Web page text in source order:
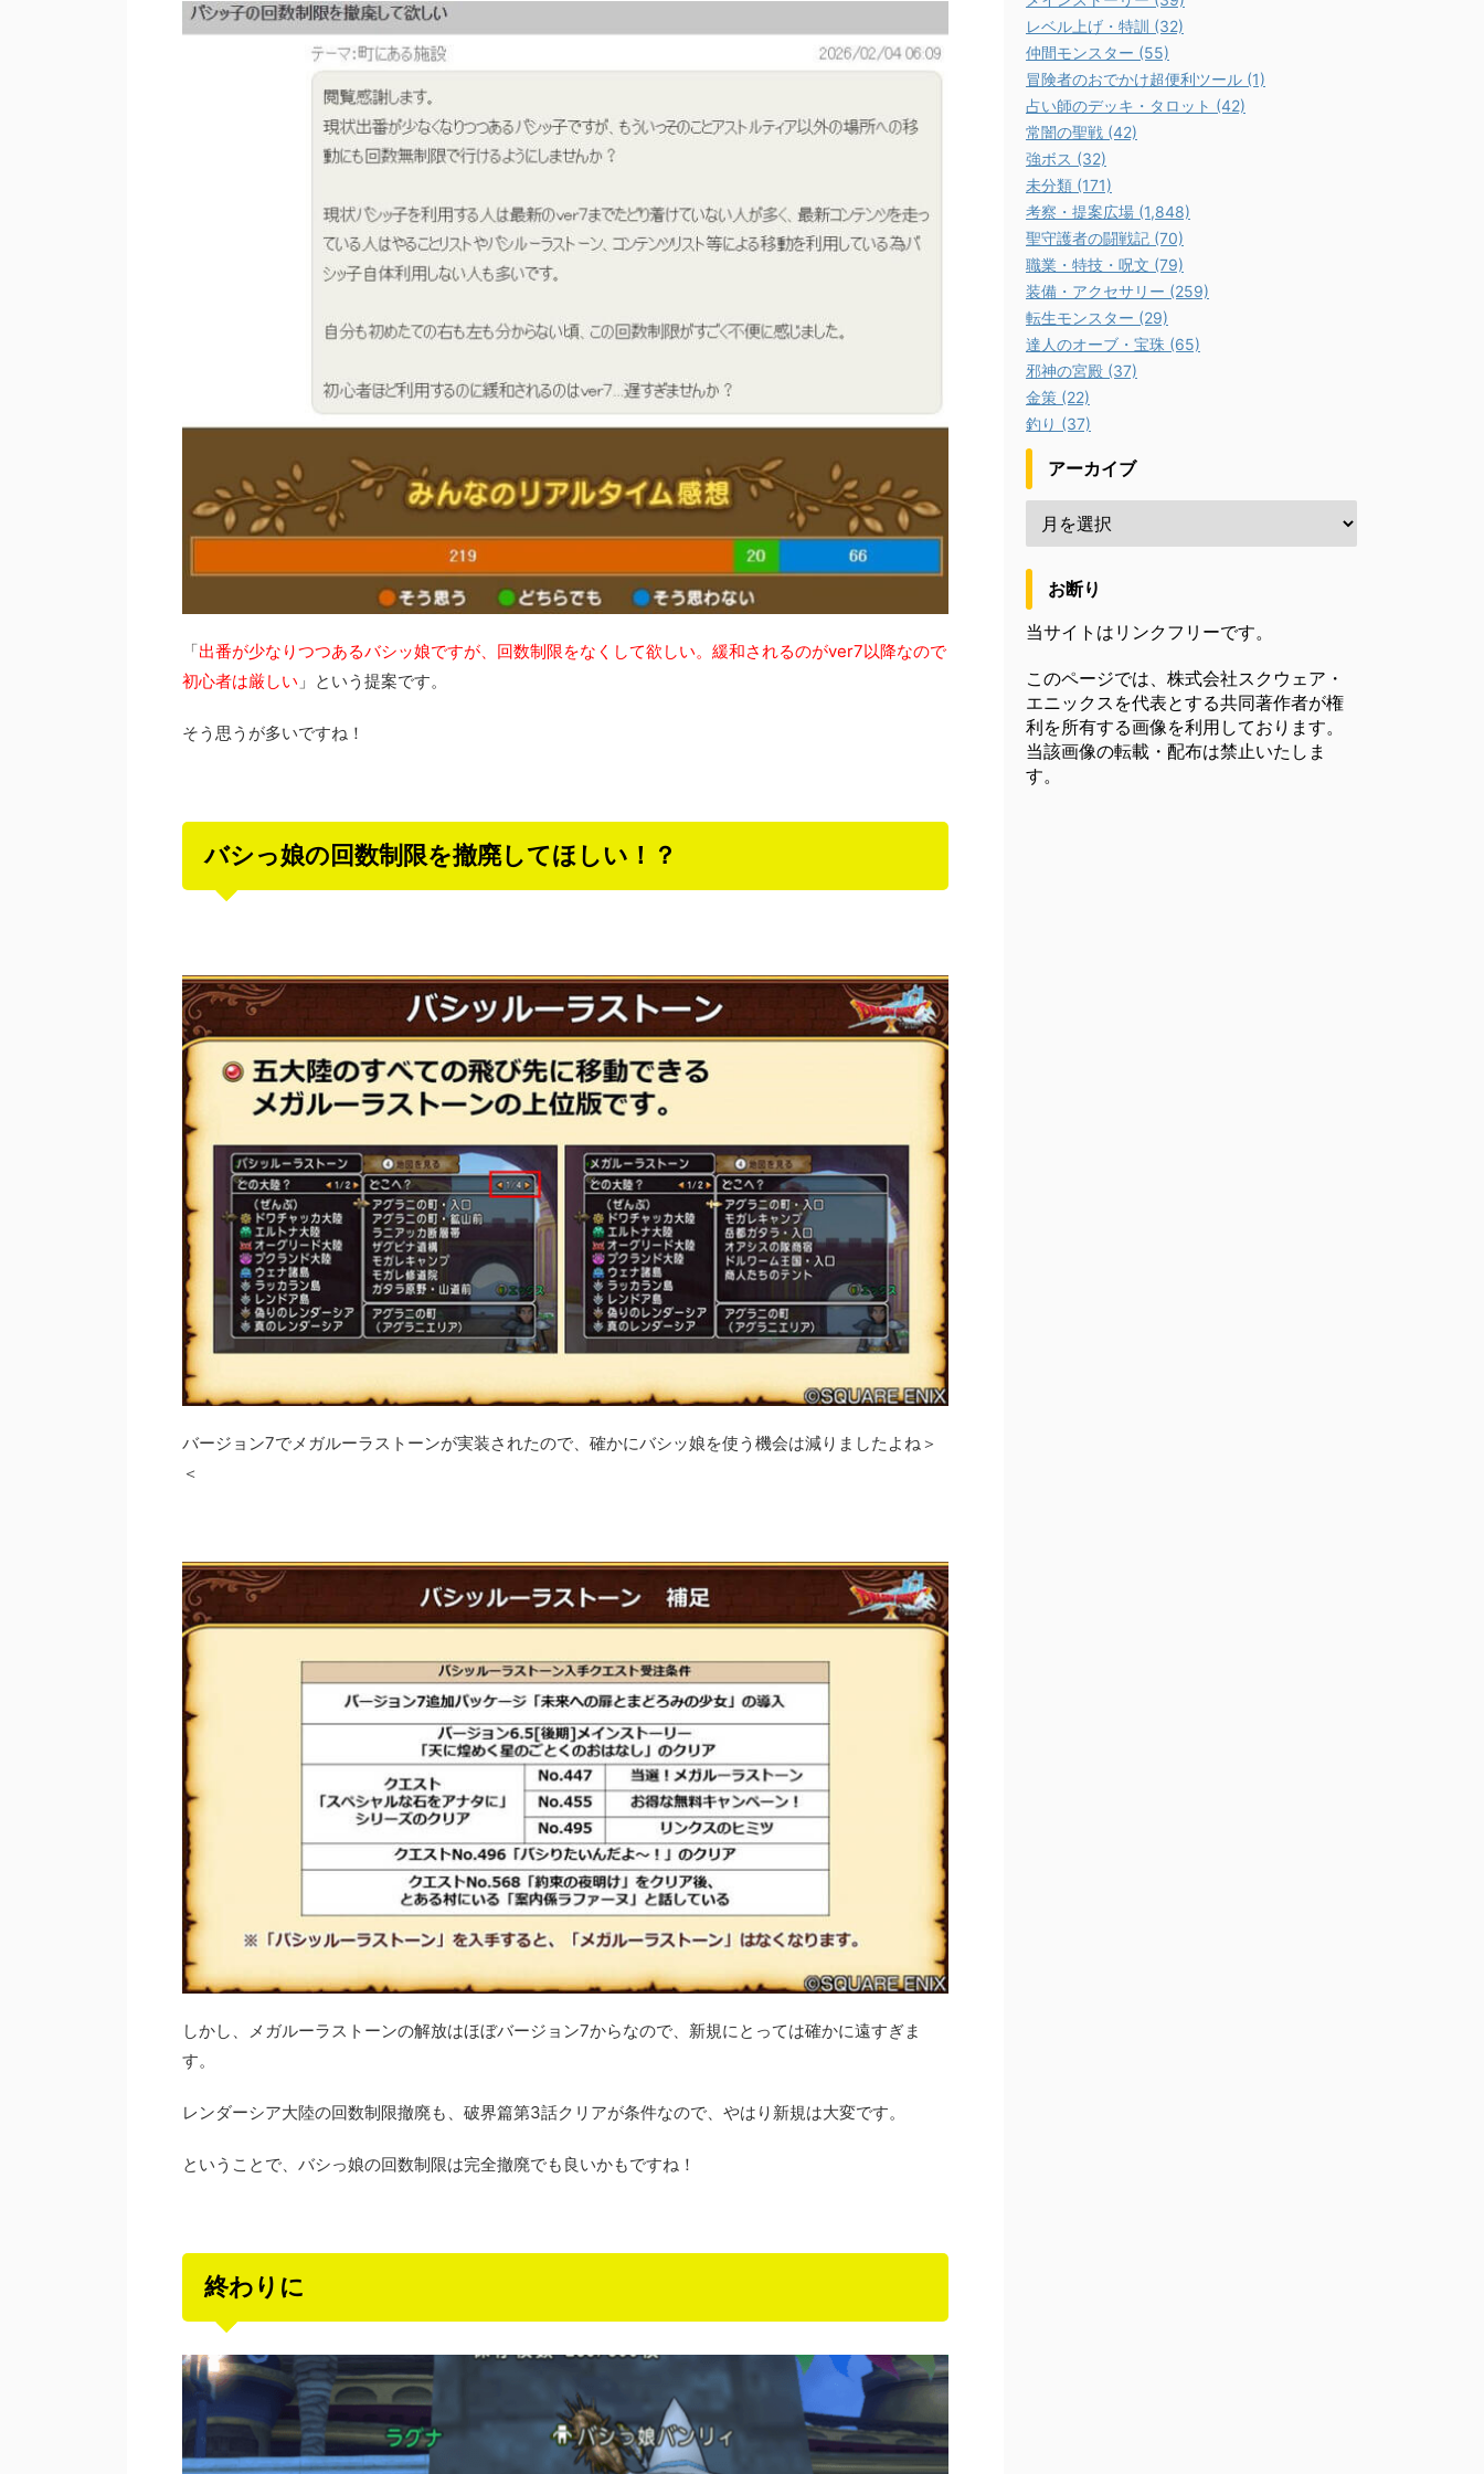
「出番が少なりつつあるバシッ娘ですが、回数制限をなくして欲しい。緩和されるのがver7以降なので
初心者は厳しい 」という提案です。
そう思うが多いですね！
バシっ娘の回数制限を撤廃してほしい！？
バージョン7でメガルーラストーンが実装されたので、確かにバシッ娘を使う機会は減りましたよね＞
＜
しかし、メガルーラストーンの解放はほぼバージョン7からなので、新規にとっては確かに遠すぎま
す。
レンダーシア大陸の回数制限撤廃も、破界篇第3話クリアが条件なので、やはり新規は大変です。
ということで、バシっ娘の回数制限は完全撤廃でも良いかもですね！
終わりに
レベル上げ・特訓 (32)
仲間モンスター (55)
冒険者のおでかけ超便利ツール (1)
占い師のデッキ・タロット (42)
常闇の聖戦 (42)
強ボス (32)
未分類 (171)
考察・提案広場 (1,848)
聖守護者の闘戦記 (70)
職業・特技・呪文 (79)
装備・アクセサリー (259)
転生モンスター (29)
達人のオーブ・宝珠 (65)
邪神の宮殿 (37)
金策 (22)
釣り (37)
アーカイブ
お断り
当サイトはリンクフリーです。
このページでは、株式会社スクウェア・
エニックスを代表とする共同著作者が権
利を所有する画像を利用しております。
当該画像の転載・配布は禁止いたしま
す。